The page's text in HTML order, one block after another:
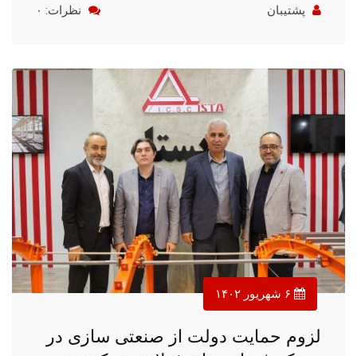
پشتیبان نظرات: ۰
لزوم حمایت دولت از صنعتی سازی در